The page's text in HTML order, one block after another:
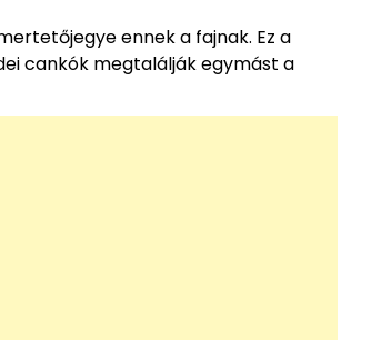
ennek a fajnak. Ez a
cankók megtalálják egymást a